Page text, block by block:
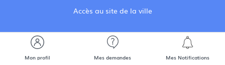
Mon profil Mes demandes Mes Notifications
Accès au site de la ville